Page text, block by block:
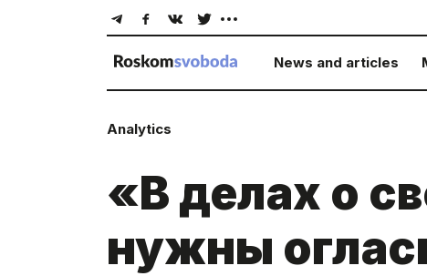
News and articles
Analytics
«В делах о
нужны